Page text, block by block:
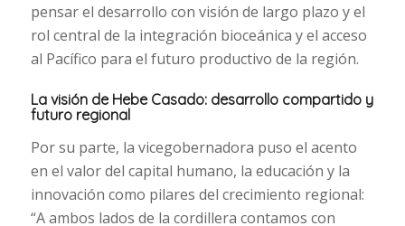
pensar el desarrollo con visión de largo plazo y el
rol central de la integración bioceánica y el acceso
al Pacífico para el futuro productivo de la región.
La visión de Hebe Casado: desarrollo compartido y
futuro regional
Por su parte, la vicegobernadora puso el acento
en el valor del capital humano, la educación y la
innovación como pilares del crecimiento regional:
“A ambos lados de la cordillera contamos con